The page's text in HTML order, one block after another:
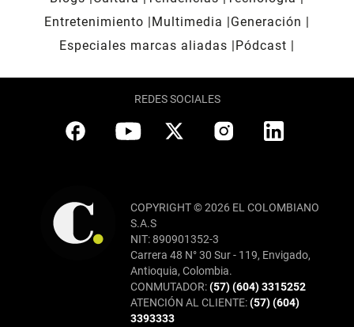
Entretenimiento
Multimedia
Generación
Especiales marcas aliadas
Pódcast
REDES SOCIALES
COPYRIGHT © 2026 EL COLOMBIANO
S.A.S
NIT: 890901352-3
Carrera 48 N° 30 Sur - 119, Envigado,
Antioquia, Colombia.
CONMUTADOR:(57) (604) 3315252
ATENCIÓN AL CLIENTE:(57) (604)
3393333